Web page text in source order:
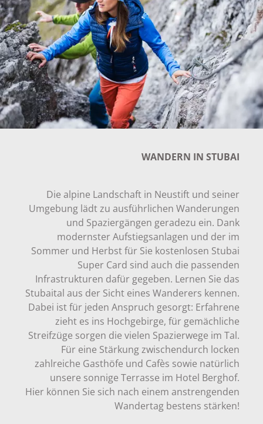
WANDERN IN STUBAI
Die alpine Landschaft in Neustift und seiner
Umgebung lädt zu ausführlichen Wanderungen
und Spaziergängen geradezu ein. Dank
modernster Aufstiegsanlagen und der im
Sommer und Herbst für Sie kostenlosen Stubai
Super Card sind auch die passenden
Infrastrukturen dafür gegeben. Lernen Sie das
Stubaital aus der Sicht eines Wanderers kennen.
Dabei ist für jeden Anspruch gesorgt: Erfahrene
zieht es ins Hochgebirge, für gemächliche
Streifzüge sorgen die vielen Spazierwege im Tal.
Für eine Stärkung zwischendurch locken
zahlreiche Gasthöfe und Cafès sowie natürlich
unsere sonnige Terrasse im Hotel Berghof.
Hier können Sie sich nach einem anstrengenden
Wandertag bestens stärken!